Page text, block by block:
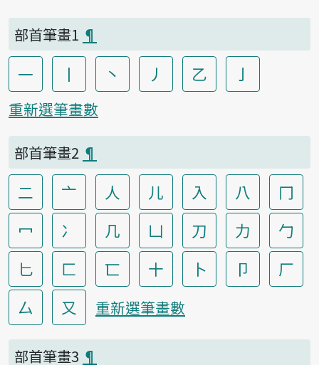
部首筆畫1 ¶
一 丨 丶 丿 乙 亅
重新選筆畫數
部首筆畫2 ¶
二 亠 人 儿 入 八
冂
冖
冫 几 凵 刀 力
勹
匕
匚 匸 十 卜 卩
厂
厶
又 重新選筆畫數
部首筆畫3 ¶